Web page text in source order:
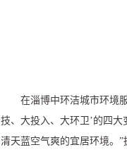
在淄博中环洁城市环境
技、大投入、大环卫’的四大
清天蓝空气爽的宜居环境。”